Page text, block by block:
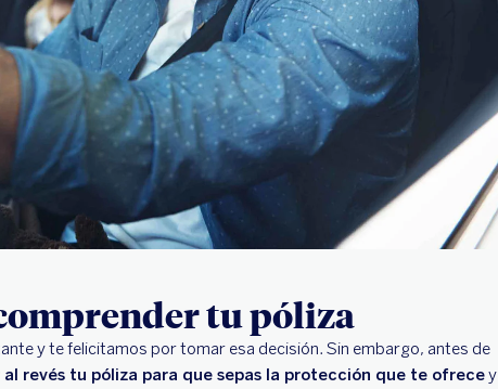
tu póliza
y te felicitamos por tomar esa decisión. Sin embargo, antes de
revés tu póliza para que sepas la protección que te ofrecey